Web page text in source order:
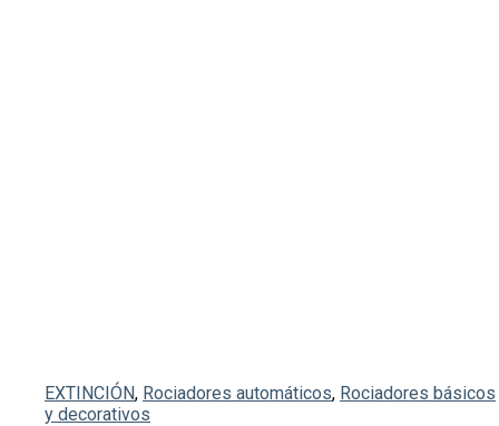
EXTINCIÓN, Rociadores automáticos, Rociadores básicos
y decorativos